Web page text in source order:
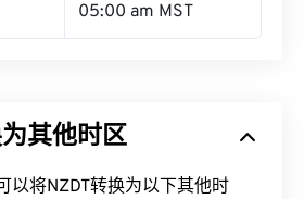
05:00 am MST
其他时区
以将NZDT转换为以下其他时